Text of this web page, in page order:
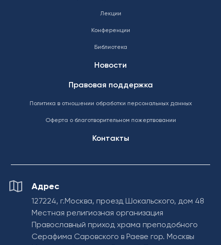
Лекции
Конференции
Библиотека
Новости
Правовая поддержка
Политика в отношении обработки персональных данных
Оферта о благотворительном пожертвовании
Контакты
Адрес
127224, г.Москва, проезд Шокальского, дом 48
Местная религиозная организация
Православный приход храма преподобного
Серафима Саровского в Раеве гор. Москвы